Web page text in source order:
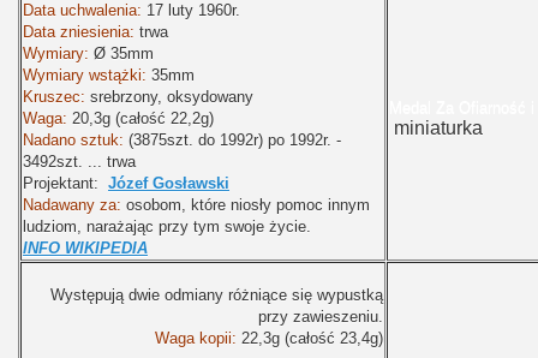
Data uchwalenia: 17 luty 1960r.
Data zniesienia: trwa
Wymiary: Ø 35mm
Wymiary wstążki: 35mm
Kruszec: srebrzony, oksydowany
Waga: 20,3g (całość 22,2g)
Nadano sztuk: (3875szt. do 1992r) po 1992r. -
3492szt. ... trwa
Projektant: Józef Gosławski
Nadawany za: osobom, które niosły pomoc innym
ludziom, narażając przy tym swoje życie.
INFO WIKIPEDIA
miniaturka
Występują dwie odmiany różniące się wypustką
przy zawieszeniu.
Waga kopii: 22,3g (całość 23,4g)